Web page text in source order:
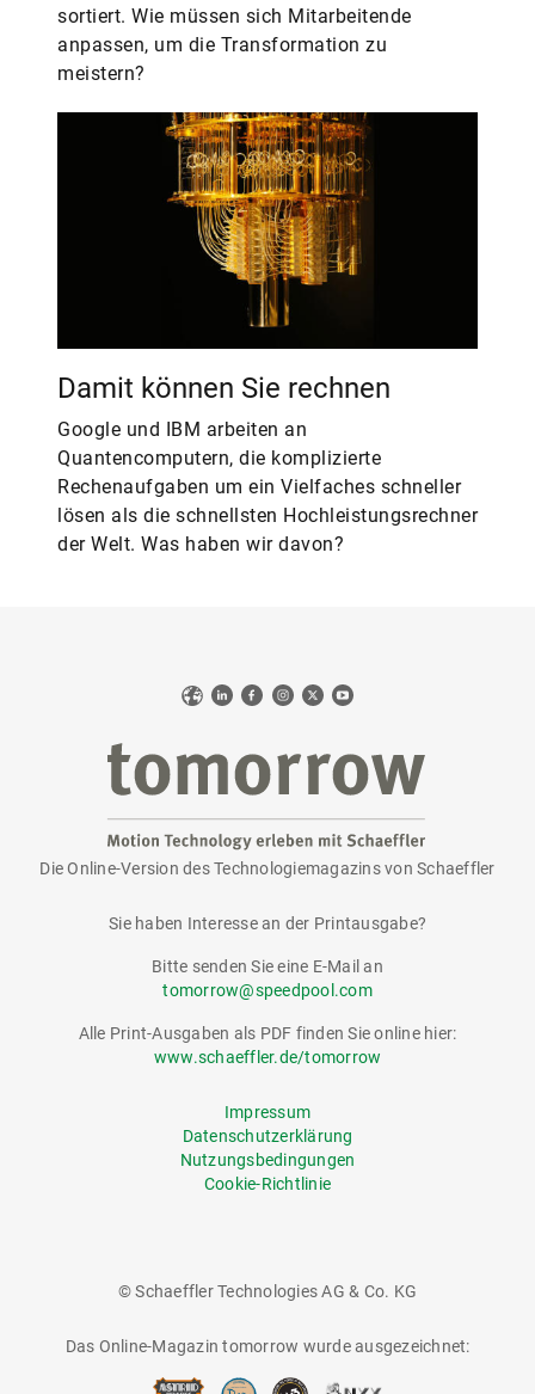
sortiert. Wie müssen sich Mitarbeitende
anpassen, um die Transformation zu
meistern?
Damit können Sie rechnen
Google und IBM arbeiten an
Quantencomputern, die komplizierte
Rechenaufgaben um ein Vielfaches schneller
lösen als die schnellsten Hochleistungsrechner
der Welt. Was haben wir davon?
WebLinkedIn
Facebook
Instagram
X YouTube
tomorrow
Die Online-Version des Technologiemagazins von Schaeffler
Sie haben Interesse an der Printausgabe?
Bitte senden Sie eine E-Mail an
tomorrow@speedpool.com
Alle Print-Ausgaben als PDF finden Sie online hier:
www.schaeffler.de/tomorrow
Impressum
Datenschutzerklärung
Nutzungsbedingungen
Cookie-Richtlinie
© Schaeffler Technologies AG & Co. KG
Das Online-Magazin tomorrow wurde ausgezeichnet: